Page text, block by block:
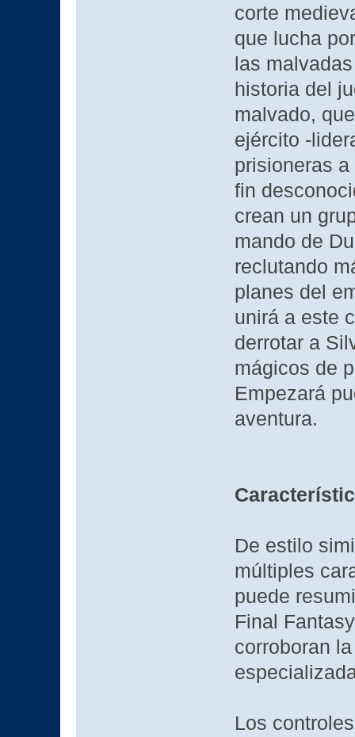
corte
que lucha
las
historia del
malvado,
ejército -
prisioneras
fin
crean un
mando de
reclutando
planes del
unirá a este
derrotar a
mágicos de
Empezará
aventura.
De estilo
múltiples
puede
Final
corroboran
Los